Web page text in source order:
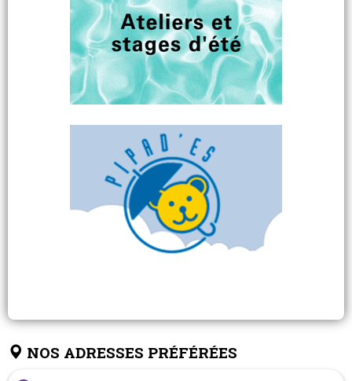
NOS ADRESSES PRÉFÉRÉES